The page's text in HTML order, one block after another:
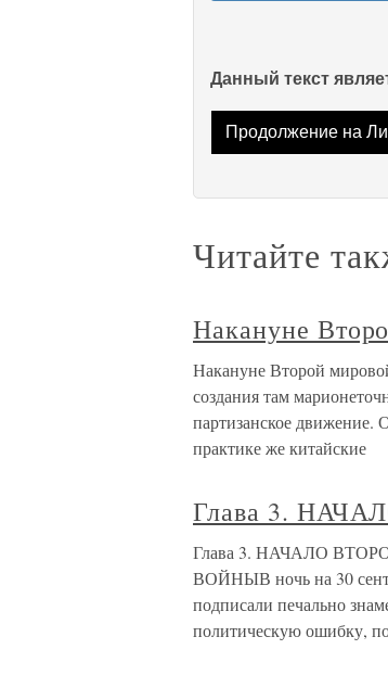
Данный текст
Продолжение на
Читайте
Накануне
Накануне Второй
создания там
партизанское
практике же китайские
Глава 3.
Глава 3. НАЧАЛО
ВОЙНЫВ ночь на 30
подписали печально
политическую ошибку,